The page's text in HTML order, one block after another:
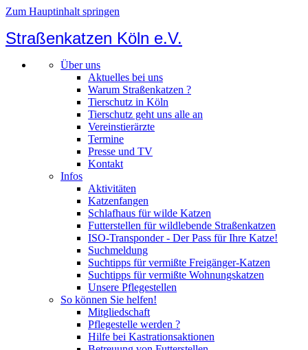
Zum Hauptinhalt springen
Straßenkatzen Köln e.V.
Über uns
Aktuelles bei uns
Warum Straßenkatzen ?
Tierschutz in Köln
Tierschutz geht uns alle an
Vereinstierärzte
Termine
Presse und TV
Kontakt
Infos
Aktivitäten
Katzenfangen
Schlafhaus für wilde Katzen
Futterstellen für wildlebende Straßenkatzen
ISO-Transponder - Der Pass für Ihre Katze!
Suchmeldung
Suchtipps für vermißte Freigänger-Katzen
Suchtipps für vermißte Wohnungskatzen
Unsere Pflegestellen
So können Sie helfen!
Mitgliedschaft
Pflegestelle werden ?
Hilfe bei Kastrationsaktionen